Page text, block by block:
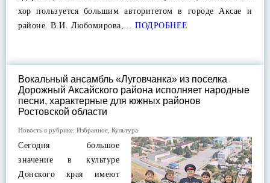
хор пользуется большим авторитетом в городе Аксае и
районе. В.И. Любомирова,… ПОДРОБНЕЕ
Вокальный ансамбль «Луговчанка» из поселка
Дорожный Аксайского района исполняет народные
песни, характерные для южных районов
Ростовской области
Новость в рубрике: Избранное Культура
Сегодня большое
значение в культуре
Донского края имеют